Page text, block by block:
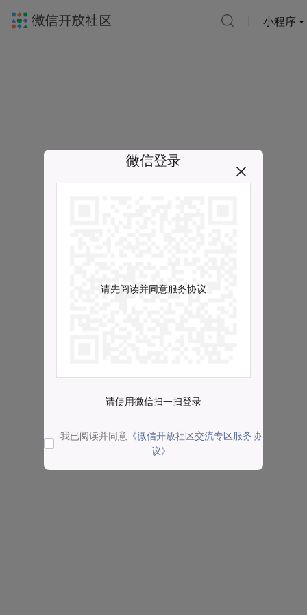
小程序
微信登录
请先阅读并同意服务协议
请使用微信扫一扫登录
我已阅读并同意 《微信开放社区交流专区服务协
议》